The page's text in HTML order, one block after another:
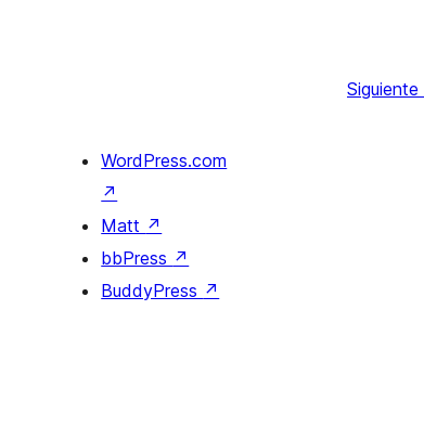
Siguiente
WordPress.com
↗
Matt ↗
bbPress ↗
BuddyPress ↗